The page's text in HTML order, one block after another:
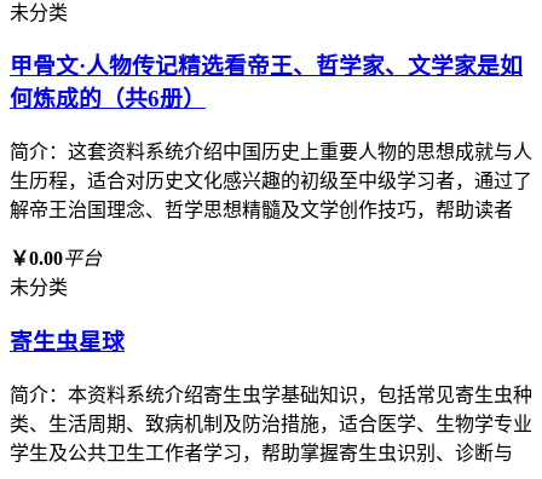
未分类
甲骨文·人物传记精选看帝王、哲学家、文学家是如
何炼成的（共6册）
简介：这套资料系统介绍中国历史上重要人物的思想成就与人
生历程，适合对历史文化感兴趣的初级至中级学习者，通过了
解帝王治国理念、哲学思想精髓及文学创作技巧，帮助读者
￥0.00平台
未分类
寄生虫星球
简介：本资料系统介绍寄生虫学基础知识，包括常见寄生虫种
类、生活周期、致病机制及防治措施，适合医学、生物学专业
学生及公共卫生工作者学习，帮助掌握寄生虫识别、诊断与